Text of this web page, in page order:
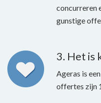
concurreren
gunstige
3. Het is
Ageras is
offertes zijn